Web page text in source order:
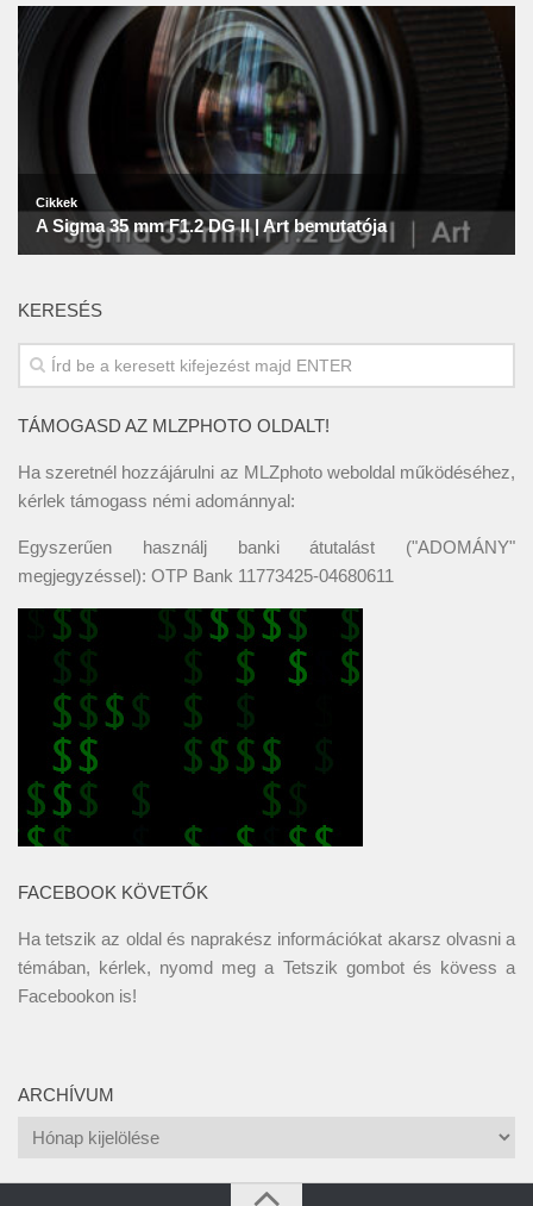
KERESÉS
TÁMOGASD AZ MLZPHOTO OLDALT!
Ha szeretnél hozzájárulni az MLZphoto weboldal működéséhez,
kérlek támogass némi adománnyal:
Egyszerűen használj banki átutalást ("ADOMÁNY"
megjegyzéssel): OTP Bank 11773425-04680611
FACEBOOK KÖVETŐK
Ha tetszik az oldal és naprakész információkat akarsz olvasni a
témában, kérlek, nyomd meg a Tetszik gombot és kövess a
Facebookon is!
ARCHÍVUM
Archívum